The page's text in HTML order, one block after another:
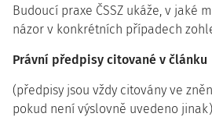
Budoucí praxe ČSSZ ukáže, v jaké
názor v konkrétních případech
Právní předpisy citované v článku
(předpisy jsou vždy citovány ve
pokud není výslovně uvedeno jinak)